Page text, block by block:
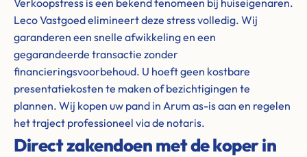
Verkoopstress is een bekend fenomeen bij huiseigenaren.
Leco Vastgoed elimineert deze stress volledig. Wij
garanderen een snelle afwikkeling en een
gegarandeerde transactie zonder
financieringsvoorbehoud. U hoeft geen kostbare
presentatiekosten te maken of bezichtigingen te
plannen. Wij kopen uw pand in Arum as-is aan en regelen
het traject professioneel via de notaris.
Direct zakendoen met de koper in